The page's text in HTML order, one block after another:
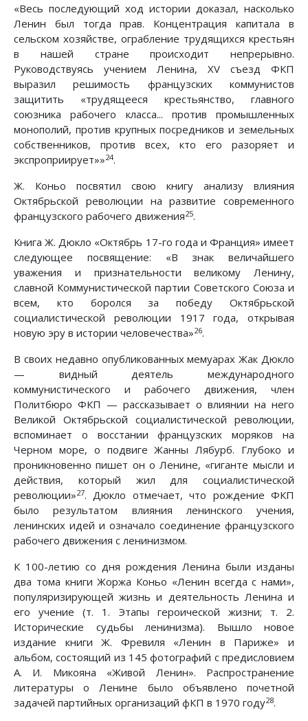
«Весь последующий ход истории доказал, насколько
Ленин был тогда прав. Концентрация капитала в
сельском хозяйстве, ограбление трудящихся крестьян
в нашей стране происходит непрерывно.
Руководствуясь учением Ленина, XV съезд ФКП
выразил решимость французских коммунистов
защитить «трудящееся крестьянство, главного
союзника рабочего класса... против промышленных
монополий, против крупных посредников и земельных
собственников, против всех, кто его разоряет и
экспроприирует»»24.
Ж. Коньо посвятил свою книгу анализу влияния
Октябрьской революции на развитие современного
французского рабочего движения25.
Книга Ж. Дюкло «Октябрь 17-го года и Франция» имеет
следующее посвящение: «В знак величайшего
уважения и признательности великому Ленину,
славной Коммунистической партии Советского Союза и
всем, кто боролся за победу Октябрьской
социалистической революции 1917 года, открывая
новую эру в истории человечества»26.
В своих недавно опубликованных мемуарах Жак Дюкло
— видный деятель международного
коммунистического и рабочего движения, член
Политбюро ФКП — рассказывает о влиянии на него
Великой Октябрьской социалистической революции,
вспоминает о восстании французских моряков на
Черном море, о подвиге Жанны Лябурб. Глубоко и
проникновенно пишет он о Ленине, «гиганте мысли и
действия, который жил для социалистической
революции»27. Дюкло отмечает, что рождение ФКП
было результатом влияния ленинского учения,
ленинских идей и означало соединение французского
рабочего движения с ленинизмом.
К 100-летию со дня рождения Ленина были изданы
два тома книги Жоржа Коньо «Ленин всегда с нами»,
популяризирующей жизнь и деятельность Ленина и
его учение (т. 1. Этапы героической жизни; т. 2.
Исторические судьбы ленинизма). Вышло новое
издание книги Ж. Фревиля «Ленин в Париже» и
альбом, состоящий из 145 фотографий с предисловием
А. И. Микояна «Живой Ленин». Распространение
литературы о Ленине было объявлено почетной
задачей партийных организаций фКП в 1970 году28.